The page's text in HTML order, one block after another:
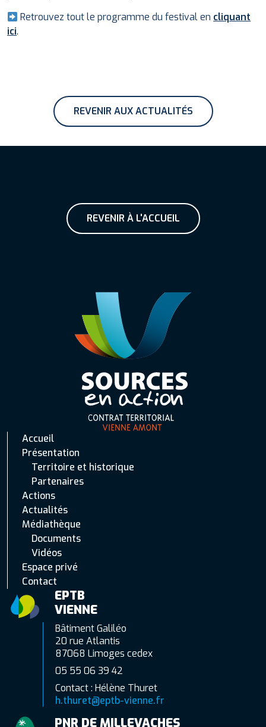
Retrouvez tout le programme du festival en cliquant
ici.
REVENIR AUX ACTUALITÉS
REVENIR À L'ACCUEIL
Accueil
Présentation
Territoire et historique
Partenaires
Actions
Actualités
Médiathèque
Documents
Vidéos
Espace privé
Contact
EPTB
VIENNE
Bâtiment Galiléo
20 rue Atlantis
87068 Limoges cedex
05 55 06 39 42
Contact : Hélène Thuret
h.thuret@eptb-vienne.fr
PNR DE MILLEVACHES